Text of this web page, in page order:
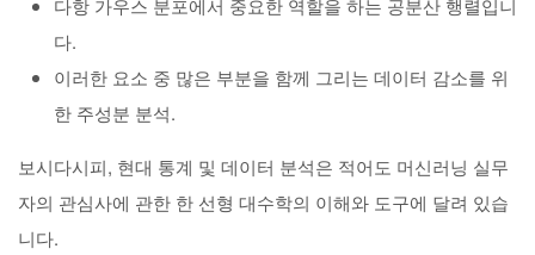
다항 가우스 분포에서 중요한 역할을 하는 공분산 행렬입니
다.
이러한 요소 중 많은 부분을 함께 그리는 데이터 감소를 위
한 주성분 분석.
보시다시피, 현대 통계 및 데이터 분석은 적어도 머신러닝 실무
자의 관심사에 관한 한 선형 대수학의 이해와 도구에 달려 있습
니다.